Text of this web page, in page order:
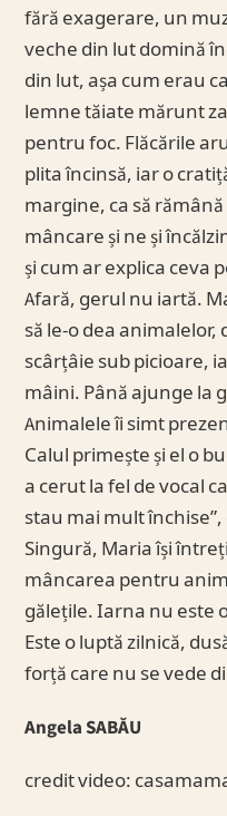
fără exagerare, un
veche din lut domină
din lut, așa cum erau
lemne tăiate mărunt
pentru foc. Flăcările
plita încinsă, iar o
margine, ca să rămână
mâncare și ne și
și cum ar explica ceva
Afară, gerul nu iartă.
să le-o dea
scârțâie sub picioare,
mâini. Până ajunge la
Animalele îi simt
Calul primește și el o
a cerut la fel de vocal
stau mai mult
Singură, Maria își
mâncarea pentru
gălețile. Iarna nu este
Este o luptă zilnică,
forță care nu se vede
Angela SABĂU
credit video: